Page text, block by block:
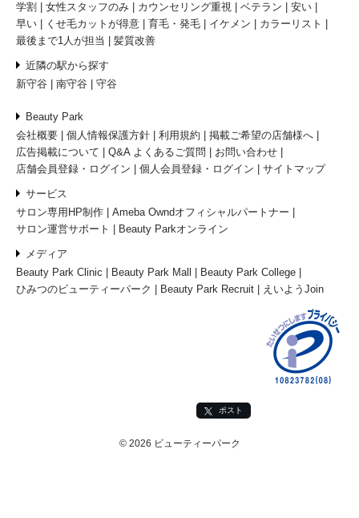
学割
女性スタッフのみ カウンセリング重視 ベテラン
安い
早い
くせ毛カットが得意 育毛・発毛 イケメン
カラーリスト
最後まで1人が担当
髪質改善
近隣の駅から探す
新守谷
南守谷 守谷
Beauty Park
会社概要
個人情報保護方針 利用規約
掲載ご希望の店舗様へ
広告掲載について
Q&A よくあるご質問
お問い合わせ
店舗会員登録・ログイン
個人会員登録・ログイン サイトマップ
サービス
サロン専用HP制作
Ameba Owndオフィシャルパートナー
サロン運営サポート
Beauty Parkオンライン
メディア
Beauty Park Clinic
Beauty Park Mall
Beauty Park College
ひみつのビューティーパーク
Beauty Park Recruit えいようJoin
ポスト
© 2026 ビューティーパーク